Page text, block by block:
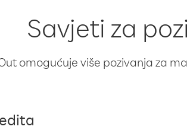
Savjeti za
omogućuje više pozivanja za